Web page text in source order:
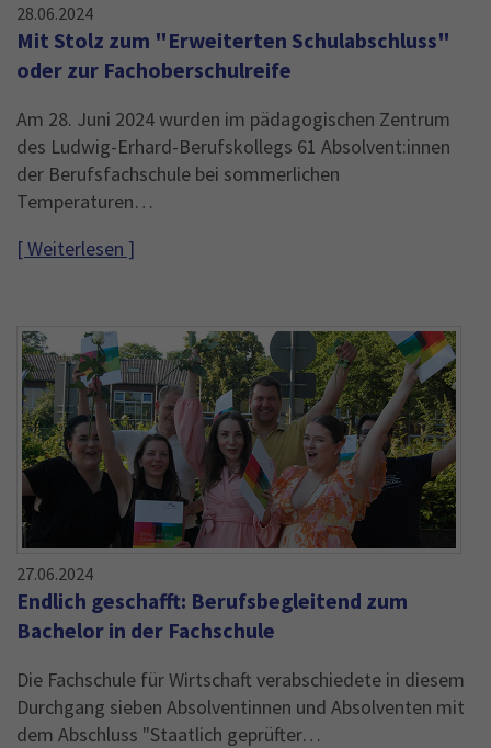
28.06.2024
Mit Stolz zum "Erweiterten Schulabschluss"
oder zur Fachoberschulreife
Am 28. Juni 2024 wurden im pädagogischen Zentrum
des Ludwig-Erhard-Berufskollegs 61 Absolvent:innen
der Berufsfachschule bei sommerlichen
Temperaturen…
[ Weiterlesen ]
27.06.2024
Endlich geschafft: Berufsbegleitend zum
Bachelor in der Fachschule
Die Fachschule für Wirtschaft verabschiedete in diesem
Durchgang sieben Absolventinnen und Absolventen mit
dem Abschluss "Staatlich geprüfter…